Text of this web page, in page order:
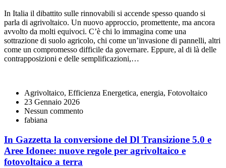
In Italia il dibattito sulle rinnovabili si accende spesso quando si
parla di agrivoltaico. Un nuovo approccio, promettente, ma ancora
avvolto da molti equivoci. C’è chi lo immagina come una
sottrazione di suolo agricolo, chi come un’invasione di pannelli, altri
come un compromesso difficile da governare. Eppure, al di là delle
contrapposizioni e delle semplificazioni,…
Agrivoltaico, Efficienza Energetica, energia, Fotovoltaico
23 Gennaio 2026
Nessun commento
fabiana
In Gazzetta la conversione del Dl Transizione 5.0 e
Aree Idonee: nuove regole per agrivoltaico e
fotovoltaico a terra